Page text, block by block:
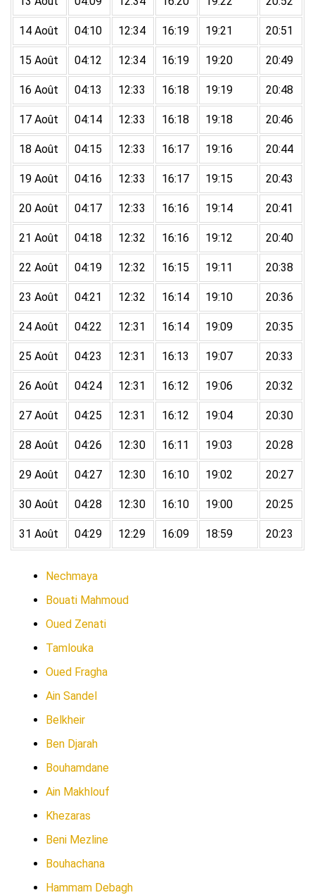
14 Août 04:10 12:34 16:19 19:21 20:51
15 Août 04:12 12:34 16:19 19:20 20:49
16 Août 04:13 12:33 16:18 19:19 20:48
17 Août 04:14 12:33 16:18 19:18 20:46
18 Août 04:15 12:33 16:17 19:16 20:44
19 Août 04:16 12:33 16:17 19:15 20:43
20 Août 04:17 12:33 16:16 19:14 20:41
21 Août 04:18 12:32 16:16 19:12 20:40
22 Août 04:19 12:32 16:15 19:11 20:38
23 Août 04:21 12:32 16:14 19:10 20:36
24 Août 04:22 12:31 16:14 19:09 20:35
25 Août 04:23 12:31 16:13 19:07 20:33
26 Août 04:24 12:31 16:12 19:06 20:32
27 Août 04:25 12:31 16:12 19:04 20:30
28 Août 04:26 12:30 16:11 19:03 20:28
29 Août 04:27 12:30 16:10 19:02 20:27
30 Août 04:28 12:30 16:10 19:00 20:25
31 Août 04:29 12:29 16:09 18:59 20:23
Nechmaya
Bouati Mahmoud
Oued Zenati
Tamlouka
Oued Fragha
Ain Sandel
Belkheir
Ben Djarah
Bouhamdane
Ain Makhlouf
Khezaras
Beni Mezline
Bouhachana
Hammam Debagh